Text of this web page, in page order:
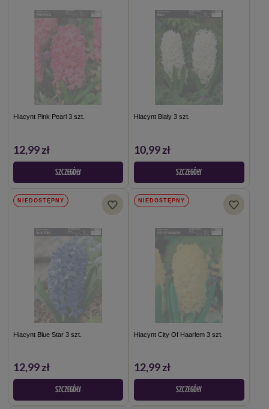
Hiacynt Pink Pearl 3 szt.
12,99 zł
SZCZEGÓŁY
Hiacynt Biały 3 szt.
10,99 zł
SZCZEGÓŁY
NIEDOSTĘPNY
Hiacynt Blue Star 3 szt.
12,99 zł
SZCZEGÓŁY
NIEDOSTĘPNY
Hiacynt City Of Haarlem 3 szt.
12,99 zł
SZCZEGÓŁY